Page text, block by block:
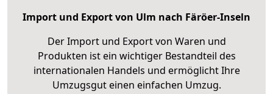
Import und Export von Ulm nach Färöer-Inseln
Der Import und Export von Waren und
Produkten ist ein wichtiger Bestandteil des
internationalen Handels und ermöglicht Ihre
Umzugsgut einen einfachen Umzug.